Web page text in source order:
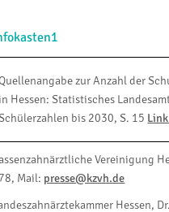
Quellenangabe zur Anzahl der
Hessen: Statistisches
bis 2030, S. 15
Vereinigung
Mail: presse@kzvh.de
Hessen,